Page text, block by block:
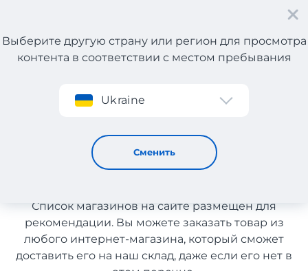
Регистрация
Выберите другую страну или регион для просмотра
контента в соответствии с местом пребывания
Ukraine
Сменить
Косметические аксессуары
Косметические аксессуары с
доставкой в Казахстан
Список магазинов на сайте размещен для
рекомендации. Вы можете заказать товар из
любого интернет-магазина, который сможет
доставить его на наш склад, даже если его нет в